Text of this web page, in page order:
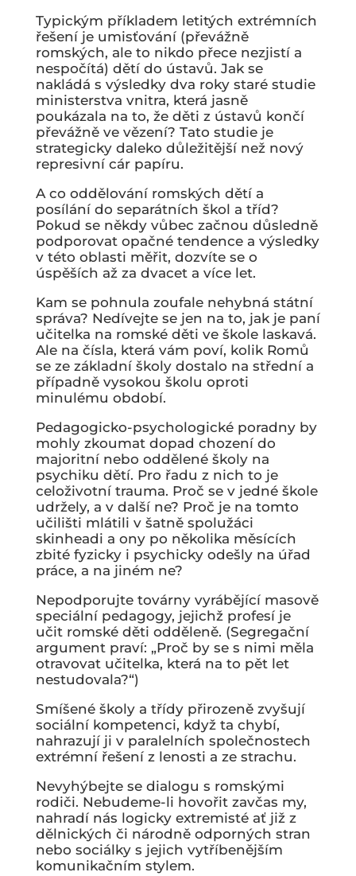
Typickým příkladem letitých extrémních
řešení je umisťování (převážně
romských, ale to nikdo přece nezjistí a
nespočítá) dětí do ústavů. Jak se
nakládá s výsledky dva roky staré studie
ministerstva vnitra, která jasně
poukázala na to, že děti z ústavů končí
převážně ve vězení? Tato studie je
strategicky daleko důležitější než nový
represivní cár papíru.
A co oddělování romských dětí a
posílání do separátních škol a tříd?
Pokud se někdy vůbec začnou důsledně
podporovat opačné tendence a výsledky
v této oblasti měřit, dozvíte se o
úspěších až za dvacet a více let.
Kam se pohnula zoufale nehybná státní
správa? Nedívejte se jen na to, jak je paní
učitelka na romské děti ve škole laskavá.
Ale na čísla, která vám poví, kolik Romů
se ze základní školy dostalo na střední a
případně vysokou školu oproti
minulému období.
Pedagogicko-psychologické poradny by
mohly zkoumat dopad chození do
majoritní nebo oddělené školy na
psychiku dětí. Pro řadu z nich to je
celoživotní trauma. Proč se v jedné škole
udržely, a v další ne? Proč je na tomto
učilišti mlátili v šatně spolužáci
skinheadi a ony po několika měsících
zbité fyzicky i psychicky odešly na úřad
práce, a na jiném ne?
Nepodporujte továrny vyrábějící masově
speciální pedagogy, jejichž profesí je
učit romské děti odděleně. (Segregační
argument praví: „Proč by se s nimi měla
otravovat učitelka, která na to pět let
nestudovala?“)
Smíšené školy a třídy přirozeně zvyšují
sociální kompetenci, když ta chybí,
nahrazují ji v paralelních společnostech
extrémní řešení z lenosti a ze strachu.
Nevyhýbejte se dialogu s romskými
rodiči. Nebudeme-li hovořit zavčas my,
nahradí nás logicky extremisté ať již z
dělnických či národně odporných stran
nebo sociálky s jejich vytříbenějším
komunikačním stylem.